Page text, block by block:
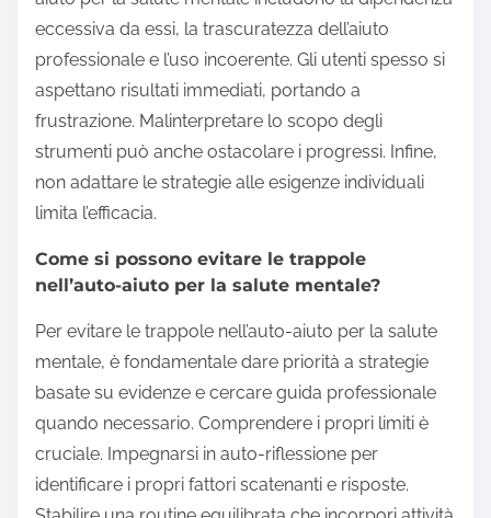
Quali sono gli errori
comuni nell’uso degli
strumenti di auto-aiuto?
Gli errori comuni nell’uso degli strumenti di auto-
aiuto per la salute mentale includono la dipendenza
professionale e l’uso incoerente. Gli utenti spesso si
aspettano risultati immediati, portando a
frustrazione. Malinterpretare lo scopo degli
strumenti può anche ostacolare i progressi. Infine,
non adattare le strategie alle esigenze individuali
limita l’efficacia.
Come si possono evitare le trappole
nell’auto-aiuto per la salute mentale?